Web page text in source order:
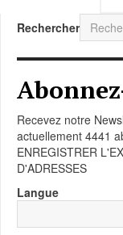
Rechercher
Recevez notre
actuellement 4441
ENREGISTRER
D'ADRESSES
Langue